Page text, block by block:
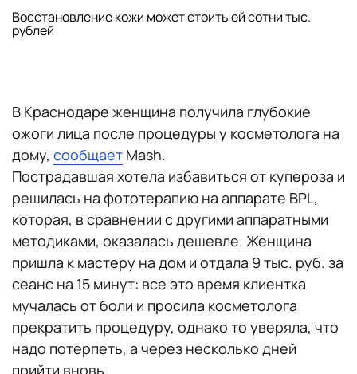
Восстановление кожи может стоить ей сотни тыс.
рублей
В Краснодаре женщина получила глубокие
ожоги лица после процедуры у косметолога на
дому, сообщает Mash.
Пострадавшая хотела избавиться от купероза и
решилась на фототерапию на аппарате BPL,
которая, в сравнении с другими аппаратными
методиками, оказалась дешевле. Женщина
пришла к мастеру на дом и отдала 9 тыс. руб. за
сеанс на 15 минут: все это время клиентка
мучалась от боли и просила косметолога
прекратить процедуру, однако то уверяла, что
надо потерпеть, а через несколько дней
прийти вновь.